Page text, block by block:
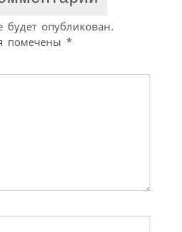
опубликован.
помечены *